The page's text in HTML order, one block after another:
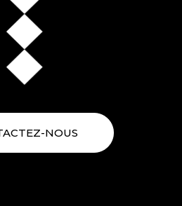
NOUS